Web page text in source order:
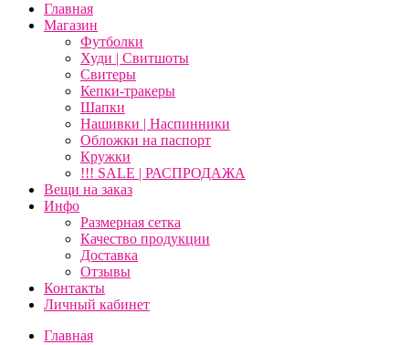
Главная
Магазин
Футболки
Худи | Свитшоты
Свитеры
Кепки-тракеры
Шапки
Нашивки | Наспинники
Обложки на паспорт
Кружки
!!! SALE | РАСПРОДАЖА
Вещи на заказ
Инфо
Размерная сетка
Качество продукции
Доставка
Отзывы
Контакты
Личный кабинет
Главная